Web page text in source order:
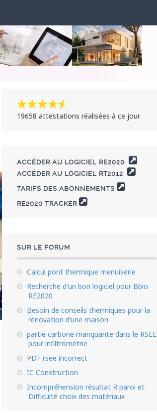
19658 attestations réalisées à ce jour
ACCÉDER AU LOGICIEL RE2020
ACCÉDER AU LOGICIEL RT2012
TARIFS DES ABONNEMENTS
RE2020 TRACKER
SUR LE FORUM
Calcul pont thermique menuiserie
Recherche d'un bon logiciel pour Bbio
RE2020
Besoin de conseils thermiques pour la
rénovation d’une maison
partie carbone manquante dans le RSEE
pour infiltrométrie
PDF rsee incorrect
IC Construction
Incompréhension résultat R paroi et
Difficulté choix des matériaux